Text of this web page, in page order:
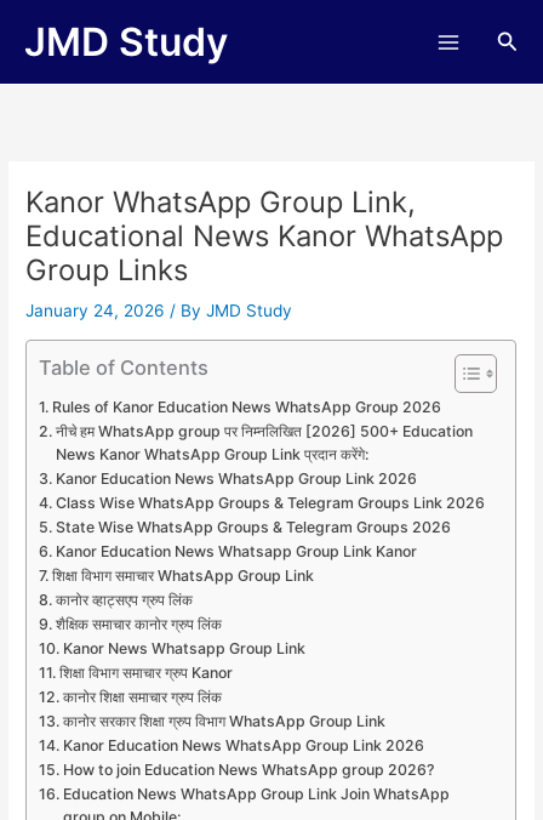
JMD Study
Kanor WhatsApp Group Link,
Educational News Kanor WhatsApp
Group Links
January 24, 2026/ ByJMD Study
Table of Contents
Rules of Kanor Education News WhatsApp Group 2026
नीचे हम WhatsApp group पर निम्नलिखित [2026] 500+ Education
News Kanor WhatsApp Group Link प्रदान करेंगे:
Kanor Education News WhatsApp Group Link 2026
Class Wise WhatsApp Groups & Telegram Groups Link 2026
State Wise WhatsApp Groups & Telegram Groups 2026
Kanor Education News Whatsapp Group Link Kanor
शिक्षा विभाग समाचार WhatsApp Group Link
कानोर व्हाट्सएप ग्रुप लिंक
शैक्षिक समाचार कानोर ग्रुप लिंक
Kanor News Whatsapp Group Link
शिक्षा विभाग समाचार ग्रुप Kanor
कानोर शिक्षा समाचार ग्रुप लिंक
कानोर सरकार शिक्षा ग्रुप विभाग WhatsApp Group Link
Kanor Education News WhatsApp Group Link 2026
How to join Education News WhatsApp group 2026?
Education News WhatsApp Group Link Join WhatsApp